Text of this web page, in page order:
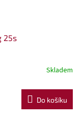
25s
Skladem
Do košíku